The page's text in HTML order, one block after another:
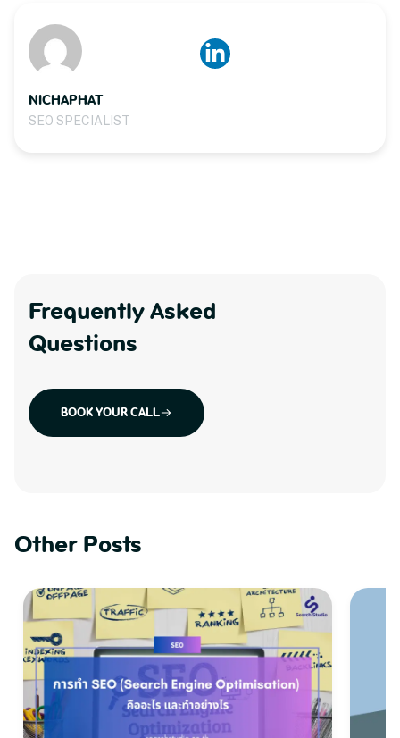
NICHAPHAT
SEO SPECIALIST
Frequently Asked
Questions
BOOK YOUR CALL
Other Posts